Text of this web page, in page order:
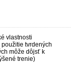
vlastnosti
tvrdených
môže dôjsť k
trenie)